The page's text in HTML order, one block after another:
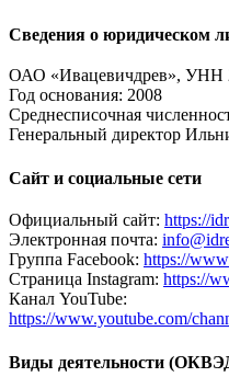
Сведения о юридическом
ОАО «Ивацевичдрев», УНН
Год основания: 2008
Среднесписочная
Генеральный директор
Сайт и социальные сети
Официальный сайт: https://
Электронная почта:
Группа Facebook: https://
Страница Instagram: https://
Канал YouTube:
https://www.youtube.com/
Виды деятельности